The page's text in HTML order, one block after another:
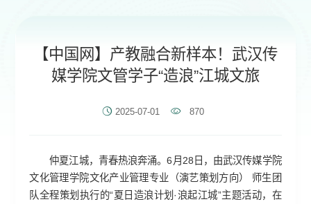
【中国网】产教融合新样本！武汉传
媒学院文管学子“造浪”江城文旅
2025-07-01 870
仲夏江城，青春热浪奔涌。6月28日，由武汉传媒学院
文化管理学院文化产业管理专业（演艺策划方向） 师生团
队全程策划执行的“夏日造浪计划·浪起江城”主题活动，在